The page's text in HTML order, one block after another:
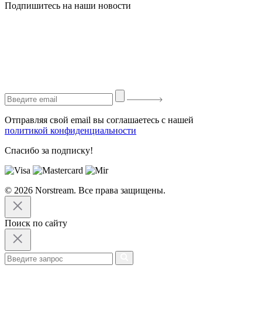
Подпишитесь на наши новости
Отправляя свой email вы соглашаетесь с нашей
политикой конфиденциальности
Спасибо за подписку!
© 2026 Norstream. Все права защищены.
Поиск по сайту